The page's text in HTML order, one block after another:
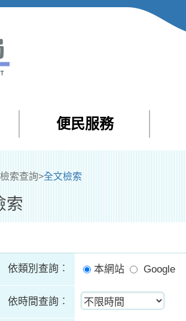
便民服務
檢索查詢>全文檢索
索
依類別查詢︰ 本網站 Google
依時間查詢︰